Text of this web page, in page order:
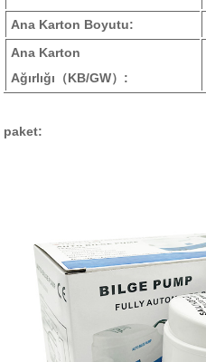
Ana Karton Boyutu:
Ana Karton
Ağırlığı （KB/GW） :
paket: